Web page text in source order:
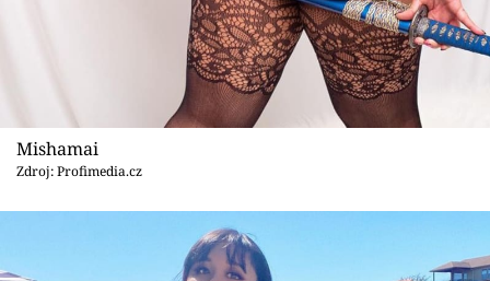
Mishamai
Zdroj: Profimedia.cz